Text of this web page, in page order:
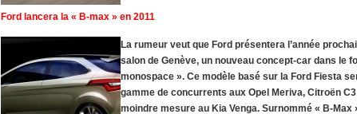
Ford lancera la « B-max » en 2011
La rumeur veut que Ford présentera l’année
salon de Genève, un nouveau concept-car dans le
monospace ». Ce modèle basé sur la Ford Fiesta
gamme de concurrents aux Opel Meriva, Citroën
moindre mesure au Kia Venga. Surnommé « B-Max